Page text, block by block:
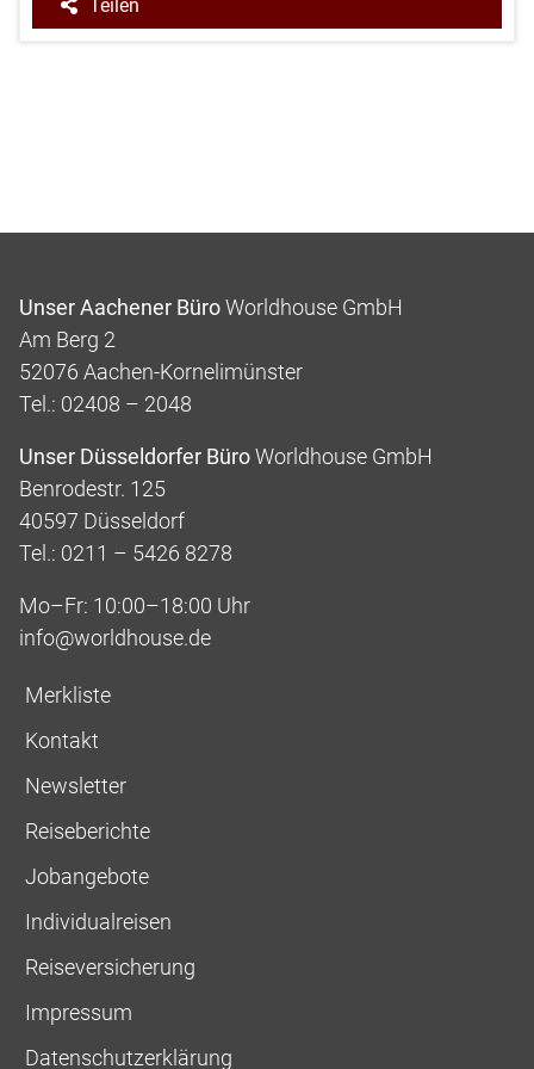
Teilen
Unser Aachener BüroWorldhouse GmbH
Am Berg 2
52076 Aachen-Kornelimünster
Tel.: 02408 – 2048
Unser Düsseldorfer BüroWorldhouse GmbH
Benrodestr. 125
40597 Düsseldorf
Tel.: 0211 – 5426 8278
Mo–Fr: 10:00–18:00 Uhr
info@worldhouse.de
Merkliste
Kontakt
Newsletter
Reiseberichte
Jobangebote
Individualreisen
Reiseversicherung
Impressum
Datenschutzerklärung